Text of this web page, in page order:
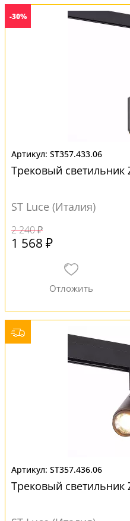
-30%
ST357.433.06
Трековый светильник
ST Luce (Италия)
2 240 ₽
1 568 ₽
ST357.436.06
Трековый светильник